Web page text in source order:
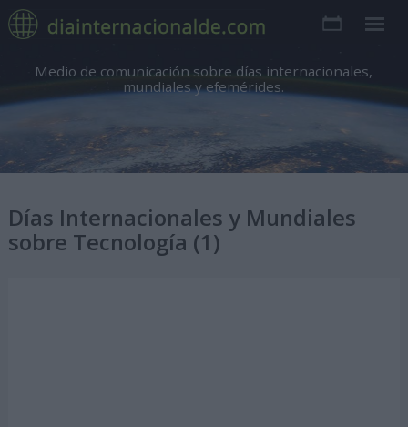
Medio de comunicación sobre días internacionales,
mundiales y efemérides.
Días Internacionales y Mundiales
sobre Tecnología (1)